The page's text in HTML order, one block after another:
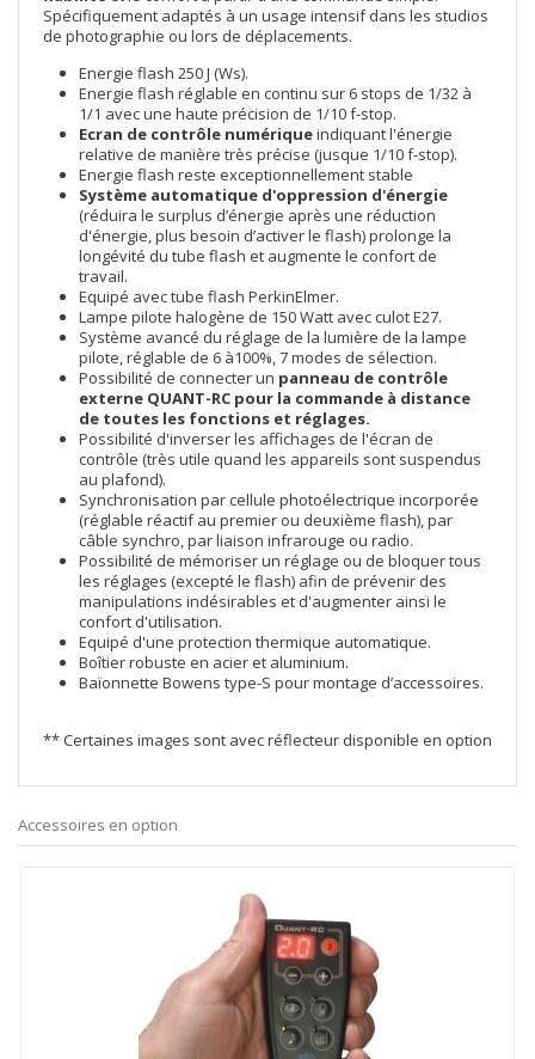
Spécifiquement adaptés à un usage intensif dans les studios
de photographie ou lors de déplacements.
Energie flash 250 J (Ws).
Energie flash réglable en continu sur 6 stops de 1/32 à
1/1 avec une haute précision de 1/10 f-stop.
Ecran de contrôle numériqueindiquant l'énergie
relative de manière très précise (jusque 1/10 f-stop).
Energie flash reste exceptionnellement stable
Système automatique d'oppression d'énergie
(réduira le surplus d’énergie après une réduction
d'énergie, plus besoin d’activer le flash) prolonge la
longévité du tube flash et augmente le confort de
travail.
Equipé avec tube flash PerkinElmer.
Lampe pilote halogène de 150 Watt avec culot E27.
Système avancé du réglage de la lumière de la lampe
pilote, réglable de 6 à100%, 7 modes de sélection.
Possibilité de connecter un panneau de contrôle
externe QUANT-RC pour la commande à distance
de toutes les fonctions et réglages.
Possibilité d'inverser les affichages de l'écran de
contrôle (très utile quand les appareils sont suspendus
au plafond).
Synchronisation par cellule photoélectrique incorporée
(réglable réactif au premier ou deuxième flash), par
câble synchro, par liaison infrarouge ou radio.
Possibilité de mémoriser un réglage ou de bloquer tous
les réglages (excepté le flash) afin de prévenir des
manipulations indésirables et d'augmenter ainsi le
confort d'utilisation.
Equipé d'une protection thermique automatique.
Boîtier robuste en acier et aluminium.
Baïonnette Bowens type-S pour montage d’accessoires.
** Certaines images sont avec réflecteur disponible en option
Accessoires en option